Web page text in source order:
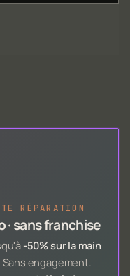
RÉPARATION
· sans franchise
-50% sur la main
engagement.